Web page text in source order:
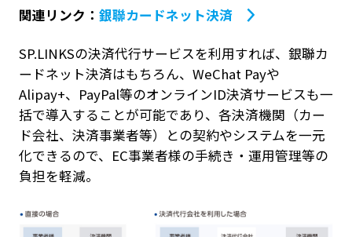
関連リンク： 銀聯カードネット決済
SP.LINKSの決済代行サービスを利用すれば、銀聯カ
ードネット決済はもちろん、WeChat Payや
Alipay+、PayPal等のオンラインID決済サービスも一
括で導入することが可能であり、各決済機関（カー
ド会社、決済事業者等）との契約やシステムを一元
化できるので、EC事業者様の手続き・運用管理等の
負担を軽減。